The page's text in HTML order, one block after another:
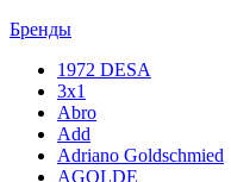
Бренды
1972 DESA
3x1
Abro
Add
Adriano Goldschmied
AGOLDE